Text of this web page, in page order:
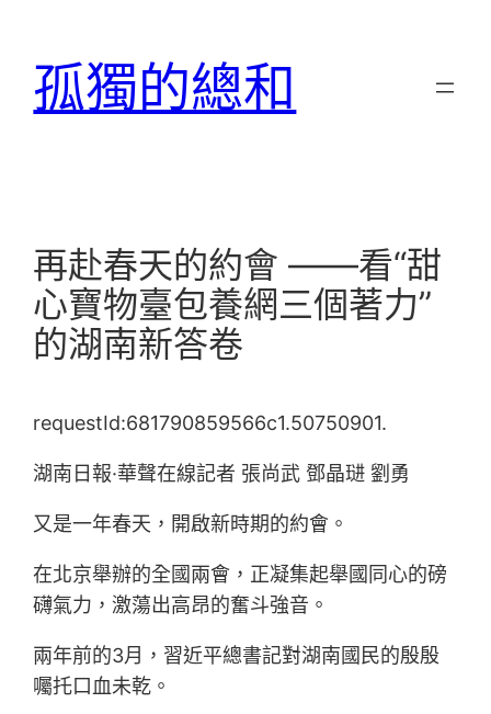
孤獨的總和
再赴春天的約會 ——看“甜
心寶物臺包養網三個著力”
的湖南新答卷
requestId:681790859566c1.50750901.
湖南日報·華聲在線記者 張尚武 鄧晶琎 劉勇
又是一年春天，開啟新時期的約會。
在北京舉辦的全國兩會，正凝集起舉國同心的磅
礴氣力，激蕩出高昂的奮斗強音。
兩年前的3月，習近平總書記對湖南國民的殷殷
囑托口血未乾。